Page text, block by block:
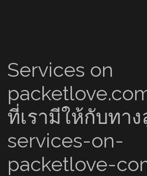
Services on
ที่เรามีให้กับทา
services-on-
packetlove-